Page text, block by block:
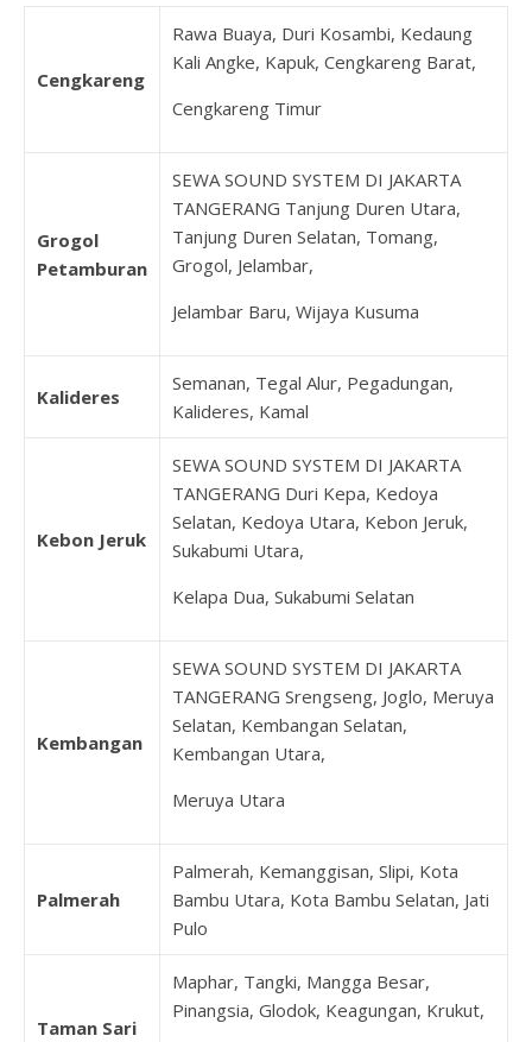
Cengkareng
Rawa Buaya, Duri Kosambi, Kedaung
Kali Angke, Kapuk, Cengkareng Barat,
Cengkareng Timur
Grogol
Petamburan
SEWA SOUND SYSTEM DI JAKARTA
TANGERANG Tanjung Duren Utara,
Tanjung Duren Selatan, Tomang,
Grogol, Jelambar,
Jelambar Baru, Wijaya Kusuma
Kalideres
Semanan, Tegal Alur, Pegadungan,
Kalideres, Kamal
Kebon Jeruk
SEWA SOUND SYSTEM DI JAKARTA
TANGERANG Duri Kepa, Kedoya
Selatan, Kedoya Utara, Kebon Jeruk,
Sukabumi Utara,
Kelapa Dua, Sukabumi Selatan
Kembangan
SEWA SOUND SYSTEM DI JAKARTA
TANGERANG Srengseng, Joglo, Meruya
Selatan, Kembangan Selatan,
Kembangan Utara,
Meruya Utara
Palmerah
Palmerah, Kemanggisan, Slipi, Kota
Bambu Utara, Kota Bambu Selatan, Jati
Pulo
Taman Sari
Maphar, Tangki, Mangga Besar,
Pinangsia, Glodok, Keagungan, Krukut,